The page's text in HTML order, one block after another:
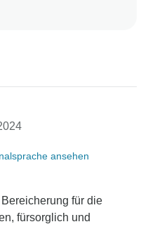
Innovationsteam
ansehen
für die
fürsorglich und